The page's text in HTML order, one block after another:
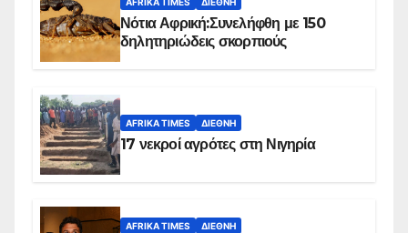
Νότια Αφρική:Συνελήφθη με 150
δηλητηριώδεις σκορπιούς
AFRIKA TIMES ΔΙΕΘΝΉ
17 νεκροί αγρότες στη Νιγηρία
AFRIKA TIMES ΔΙΕΘΝΉ